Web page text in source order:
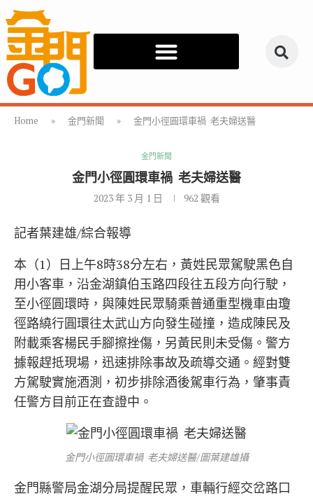
Home » 金門新聞 » 金門小徑圓環車禍 老夫婦送醫
金門新聞
金門小徑圓環車禍 老夫婦送醫
2023 年 3 月 1 日 962 觀看
記者葉建雄/綜合報導
本（1）日上午8時38分左右，黃姓民眾駕駛黑色自
用小客車，沿金湖鎮伯玉路四段往五段方向行駛，
至小徑圓環時，與陳姓民眾騎乘普通重型機車由瓊
徑路繞行圓環往太武山方向發生碰撞，造成陳民及
附載乘客楊民手腳擦挫傷，另黃民則未受傷。警方
據報趕抵現場，迅速排除事故及疏導交通。經對雙
方駕駛實施酒測，初步排除酒後駕車行為，肇事責
任警方目前正在查證中。
金門小徑圓環車禍 老夫婦送醫/圖葉建雄攝
金門縣警局金湖分局提醒民眾，車輛行經交岔路口